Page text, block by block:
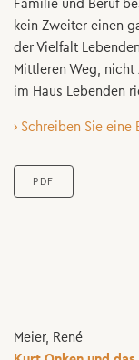
Familie und Beruf
kein Zweiter einen
der Vielfalt
Mittleren Weg,
im Haus Lebenden
› Schreiben Sie eine
PDF
Meier, René